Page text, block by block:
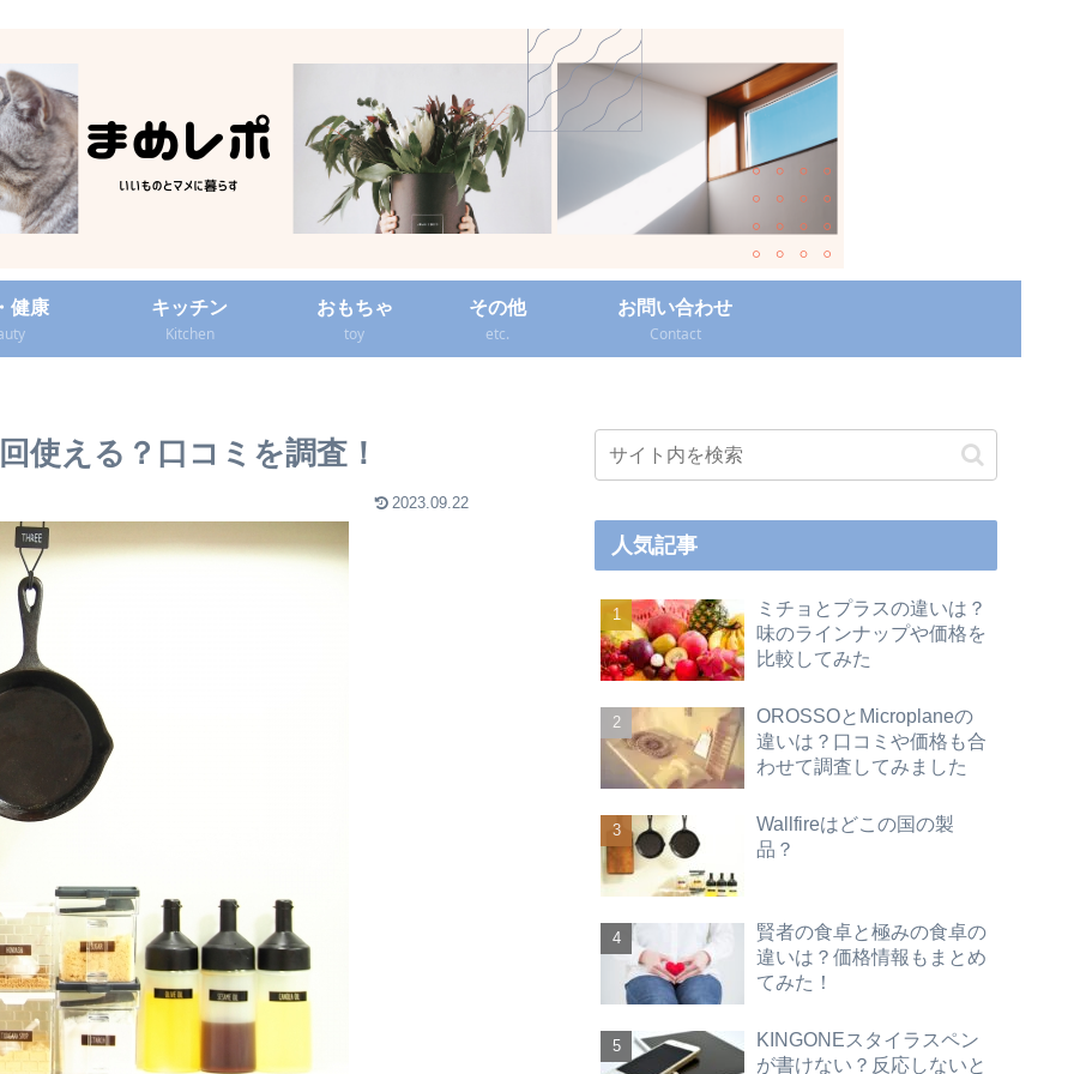
健康
キッチン
Kitchen
おもちゃ
toy
その他
etc.
お問い合わせ
Contact‎
使える？口コミを調査！
2023.09.22
人気記事
ミチョとプラスの違いは？
味のラインナップや価格を
比較してみた
OROSSOとMicroplaneの
違いは？口コミや価格も合
わせて調査してみました
Wallfireはどこの国の製
品？
賢者の食卓と極みの食卓の
違いは？価格情報もまとめ
てみた！
KINGONEスタイラスペン
が書けない？反応しないと